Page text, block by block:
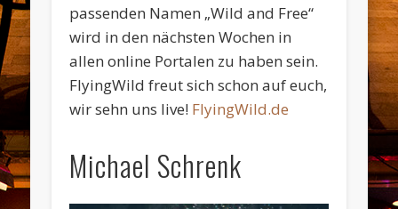
passenden Namen „Wild and Free“
wird in den nächsten Wochen in
allen online Portalen zu haben sein.
FlyingWild freut sich schon auf euch,
wir sehn uns live! FlyingWild.de
Michael Schrenk